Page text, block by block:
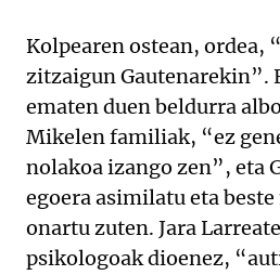
Kolpearen ostean, ordea,
zitzaigun Gautenarekin”.
ematen duen beldurra
Mikelen familiak, “ez
nolakoa izango zen”, eta
egoera asimilatu eta
onartu zuten. Jara
psikologoak dioenez,